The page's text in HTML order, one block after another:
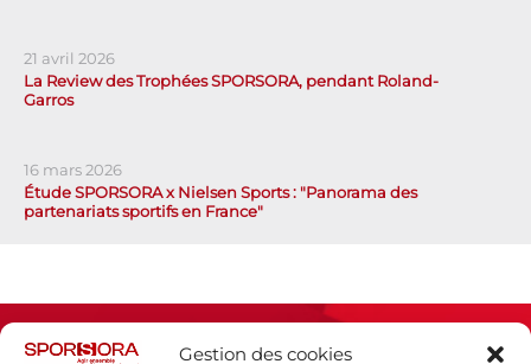
Gestion des cookies
21 avril 2026
La Review des Trophées SPORSORA, pendant Roland-
Garros
16 mars 2026
Étude SPORSORA x Nielsen Sports : "Panorama des
partenariats sportifs en France"